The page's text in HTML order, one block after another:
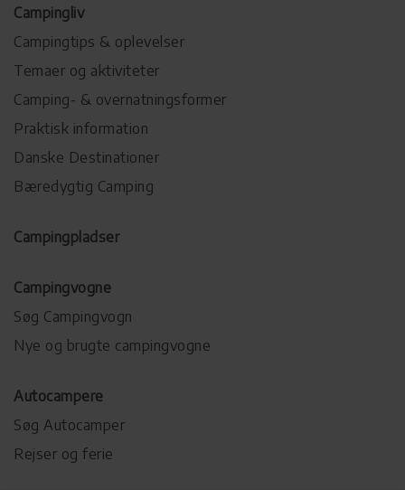
Campingliv
Campingtips & oplevelser
Temaer og aktiviteter
Camping- & overnatningsformer
Praktisk information
Danske Destinationer
Bæredygtig Camping
Campingpladser
Campingvogne
Søg Campingvogn
Nye og brugte campingvogne
Autocampere
Søg Autocamper
Rejser og ferie